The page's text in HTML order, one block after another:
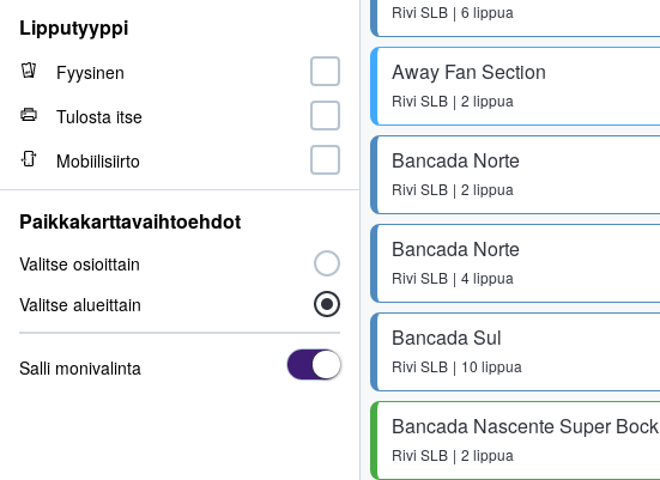
Rivi SLB 6 lippua
Away Fan Section
Rivi SLB 2 lippua
Bancada Norte
Rivi SLB 2 lippua
Bancada Norte
Rivi SLB 4 lippua
Bancada Sul
Rivi SLB 10 lippua
Bancada Nascente Super Bock
Rivi SLB 2 lippua
Lipputyyppi
Fyysinen
Tulosta itse
Mobiilisiirto
Paikkakarttavaihtoehdot
Valitse osioittain
Valitse alueittain
Salli monivalinta